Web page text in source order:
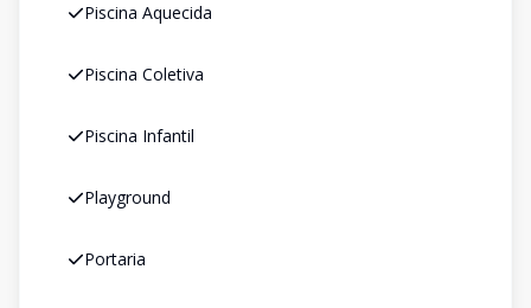
Piscina Aquecida
Piscina Coletiva
Piscina Infantil
Playground
Portaria